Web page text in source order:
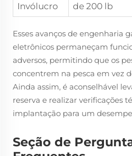
Invólucro
de 200 lb
Esses avanços de engenharia
eletrônicos permaneçam
adversos, permitindo que os
concentrem na pesca em vez
Ainda assim, é aconselhável
reserva e realizar verificações
implantação para um
Seção de